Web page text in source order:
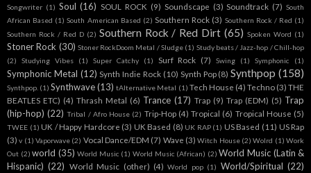
Songwriter (1) Soul (16) SOUL ROCK (9) Soundscape (3) Soundtrack (7) South
African Based (1) South American Based (2) Southern Rock (3) Southern Rock / Red (1)
Southern Rock / Red D (2) Southern Rock / Red Dirt (65) Spoken Word (1)
Stoner Rock (30) Stoner RockDoom Metal / Sludge (1) Study beats / Jazz-hop / Chill-hop
(2)
Studying Vibes (1) Super Catchy (1) Surf Rock (7) Swing (1) Symphonic (1)
Symphonic Metal (12) Synth Indie Rock (10) Synth Pop (8) Synthpop (158)
Synthpop. (1) Synthwave (13) tAlternative Metal (1) Tech House (4) Techno (3) THE
BEATLES ETC) (4) Thrash Metal (6) Trance (17) Trap (9) Trap (EDM) (5) Trap
(hip-hop) (22) Tribal / Afro House (2) Trip-Hop (4) Tropical (6) Tropical House (5)
TWEE (1) UK / Happy Hardcore (3) UK Based (8) UK RAP (1) US Based (11) US Rap
(3) v (1) Vaporwave (2) Vocal Dance/EDM (7) Wave (3) Witch House (2) Wolrd (1) Work
Out (2) world (35) World Music (1) World Music (African) (2) World Music (Latin &
Hispanic) (22) World Music (other) (4) World pop (1) World/Spiritual (22)